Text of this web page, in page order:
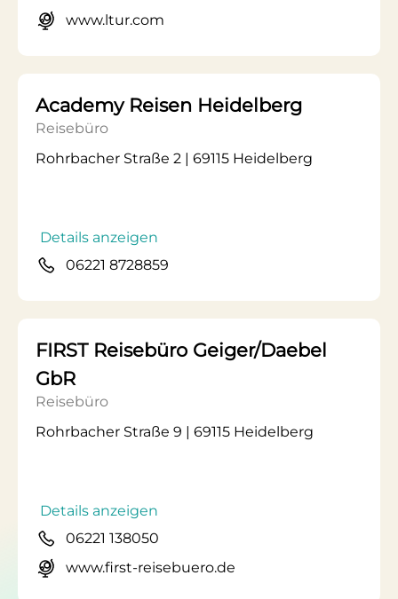
www.ltur.com
Academy Reisen Heidelberg
Reisebüro
Rohrbacher Straße 2 | 69115 Heidelberg
Details anzeigen
06221 8728859
FIRST Reisebüro Geiger/Daebel
GbR
Reisebüro
Rohrbacher Straße 9 | 69115 Heidelberg
Details anzeigen
06221 138050
www.first-reisebuero.de